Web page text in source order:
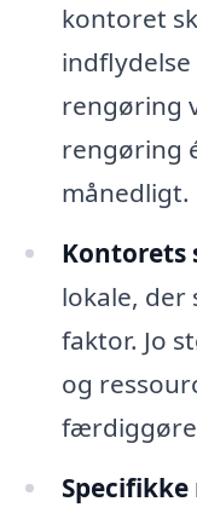
kontoret
rengøring
rengøring
månedligt.
Kontorets
lokale, der
faktor. Jo
og